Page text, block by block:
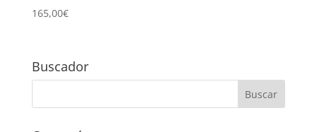
165,00€
Buscador